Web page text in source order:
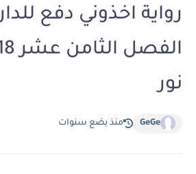
رواية اخذوني دفع
نور
GeGe منذ بضع سنوات